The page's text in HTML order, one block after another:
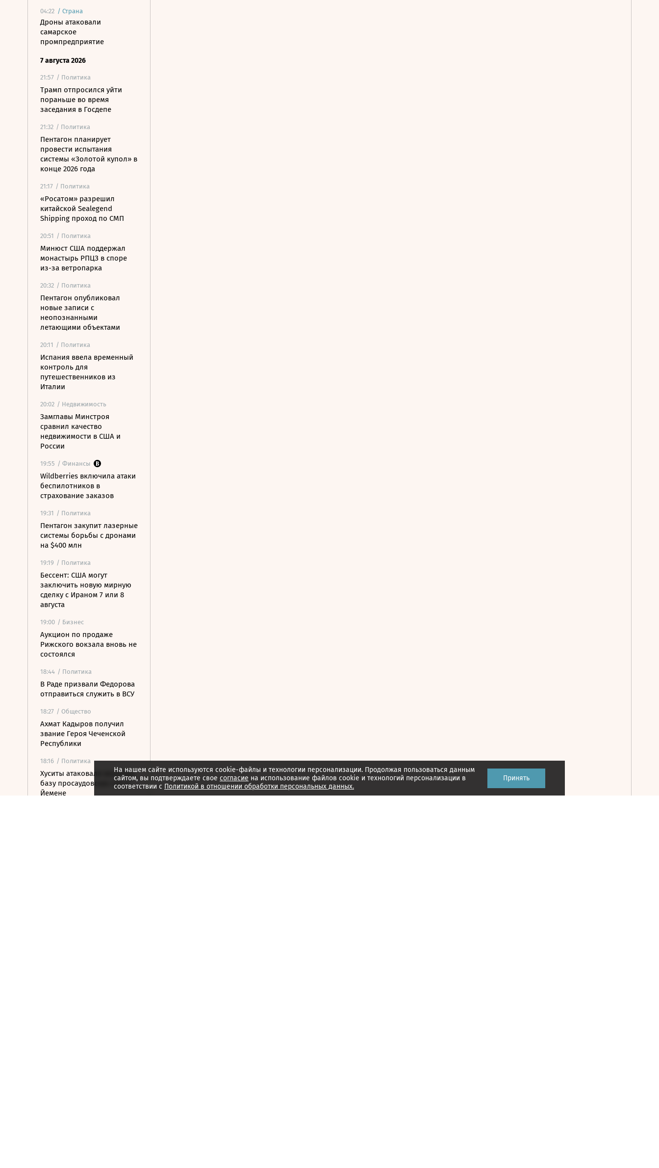
04:22 / Страна
Дроны атаковали
самарское
промпредприятие
7 августа 2026
21:57 / Политика
Трамп отпросился уйти
пораньше во время
заседания в Госдепе
21:32 / Политика
Пентагон планирует
провести испытания
системы «Золотой купол» в
конце 2026 года
21:17 / Политика
«Росатом» разрешил
китайской Sealegend
Shipping проход по СМП
20:51 / Политика
Минюст США поддержал
монастырь РПЦЗ в споре
из-за ветропарка
20:32 / Политика
Пентагон опубликовал
новые записи с
неопознанными
летающими объектами
20:11 / Политика
Испания ввела временный
контроль для
путешественников из
Италии
20:02 / Недвижимость
Замглавы Минстроя
сравнил качество
недвижимости в США и
России
19:55 / Финансы
Wildberries включила атаки
беспилотников в
страхование заказов
19:31 / Политика
Пентагон закупит лазерные
системы борьбы с дронами
на $400 млн
19:19 / Политика
Бессент: США могут
заключить новую мирную
сделку с Ираном 7 или 8
августа
19:00 / Бизнес
Аукцион по продаже
Рижского вокзала вновь не
состоялся
18:44 / Политика
В Раде призвали Федорова
отправиться служить в ВСУ
18:27 / Общество
Ахмат Кадыров получил
звание Героя Чеченской
Республики
18:16 / Политика
Хуситы атаковали военную
базу просаудовских сил в
Йемене
На нашем сайте используются cookie-файлы и технологии персонализации. Продолжая пользоваться данным
сайтом, вы подтверждаете свое согласие на использование файлов cookie и технологий персонализации в
соответствии с Политикой в отношении обработки персональных данных.
Принять